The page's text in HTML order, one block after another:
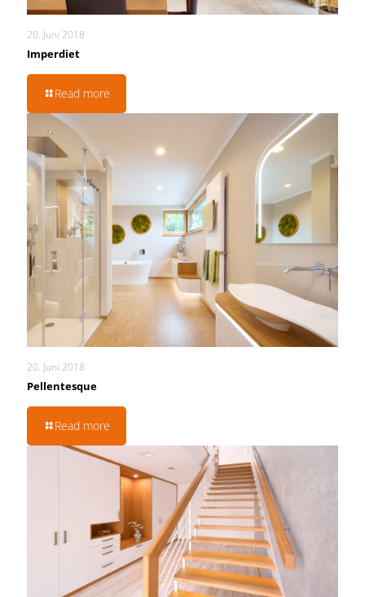
20. Juni 2018
Imperdiet
Read more
20. Juni 2018
Pellentesque
Read more